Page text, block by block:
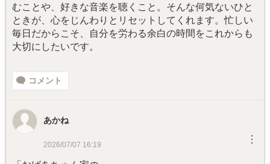
むことや、好きな音楽を聴くこと。そんな何気ないひと
ときが、心をじんわりとリセットしてくれます。忙しい
毎日だからこそ、自分を労わる余白の時間をこれからも
大切にしたいです。
コメント
あかね
2026/07/07 16:19 ︙